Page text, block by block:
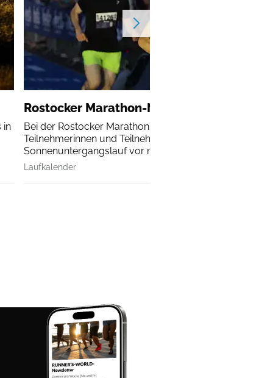
in
Rostocker Marathon-Nacht
Bei der Rostocker Marathon-Nacht erleben alle
Teilnehmerinnen und Teilnehmer einen
Sonnenuntergangslauf vor malerischer Kulisse.
Laufkalender